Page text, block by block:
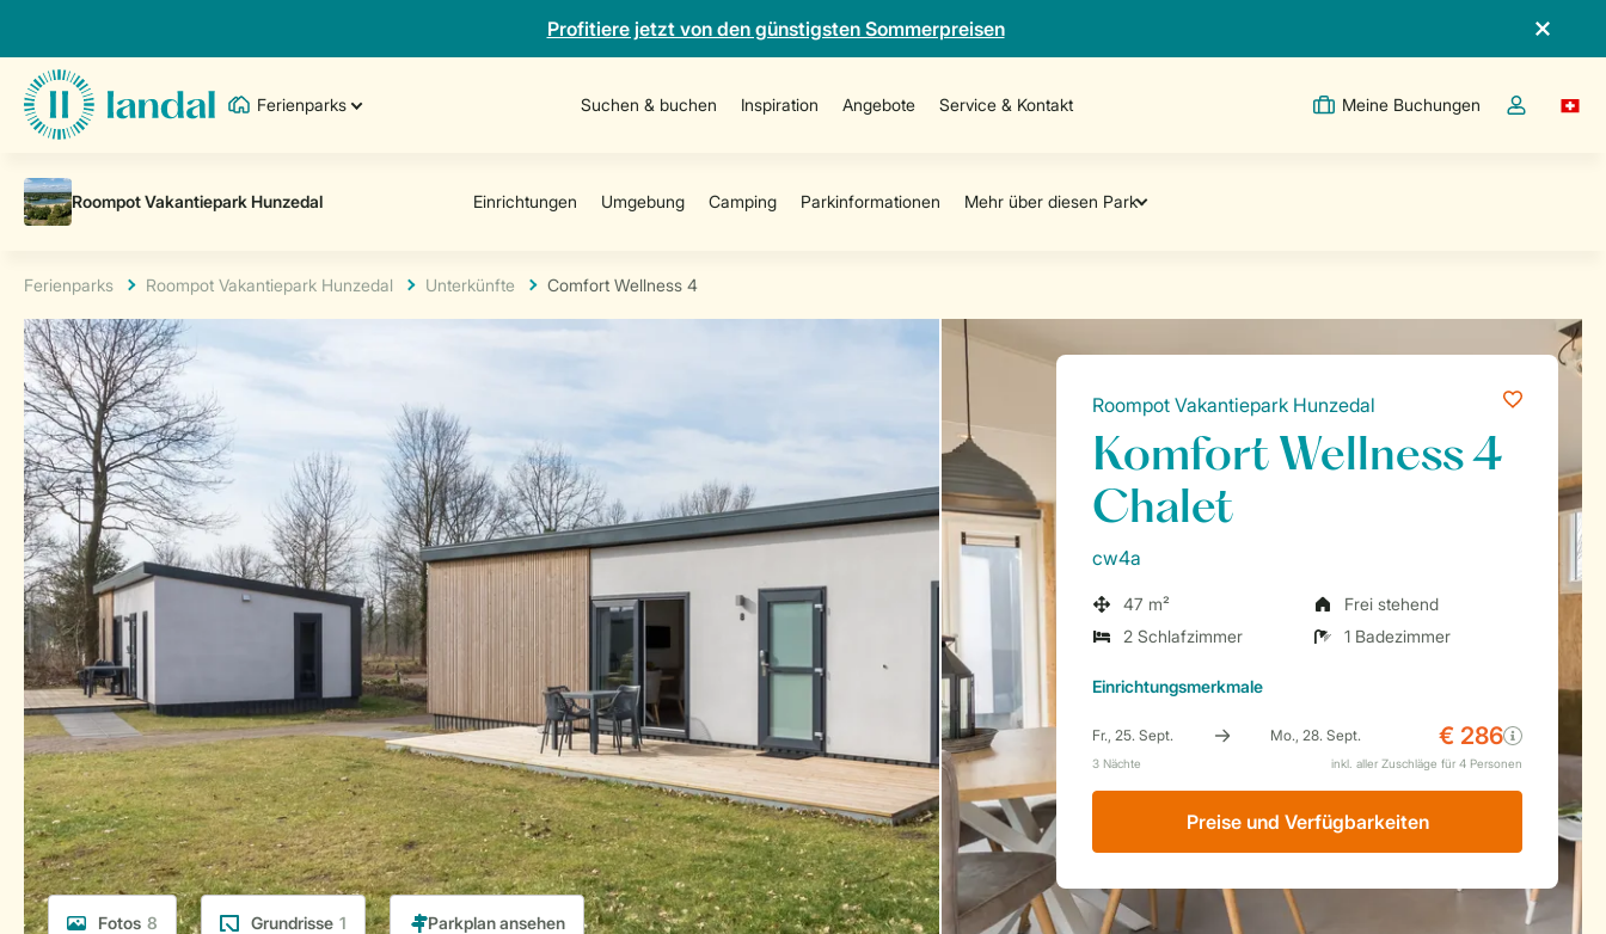
Profitiere jetzt von den günstigsten Sommerpreisen
Ferienparks Suchen & buchen Inspiration Angebote Service & Kontakt Meine Buchungen
Dropdown-
Ferienparks Roompot Vakantiepark Hunzedal Unterkünfte Comfort Wellness 4
Fotos 8 Grundrisse 1
Roompot Vakantiepark Hunzedal
Komfort Wellness 4
Chalet
cw4a
47 m²
Frei stehend
2 Schlafzimmer
1 Badezimmer
Einrichtungsmerkmale
Preise und Verfügbarkeiten